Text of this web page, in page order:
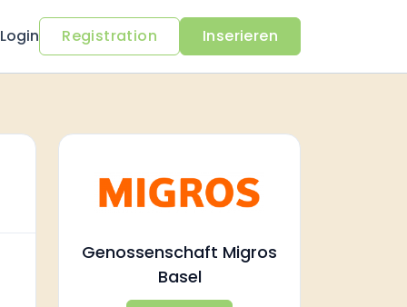
Login Registration Inserieren
Genossenschaft Migros
Basel